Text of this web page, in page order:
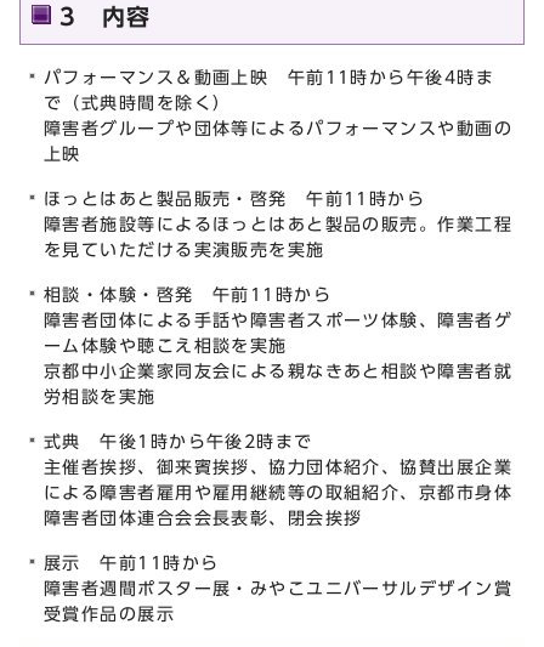
3 内容
パフォーマンス＆動画上映 午前11時から午後4時ま
で（式典時間を除く）
障害者グループや団体等によるパフォーマンスや動画の
上映
ほっとはあと製品販売・啓発 午前11時から
障害者施設等によるほっとはあと製品の販売。作業工程
を見ていただける実演販売を実施
相談・体験・啓発 午前11時から
障害者団体による手話や障害者スポーツ体験、障害者ゲ
ーム体験や聴こえ相談を実施
京都中小企業家同友会による親なきあと相談や障害者就
労相談を実施
式典 午後1時から午後2時まで
主催者挨拶、御来賓挨拶、協力団体紹介、協賛出展企業
による障害者雇用や雇用継続等の取組紹介、京都市身体
障害者団体連合会会長表彰、閉会挨拶
展示 午前11時から
障害者週間ポスター展・みやこユニバーサルデザイン賞
受賞作品の展示